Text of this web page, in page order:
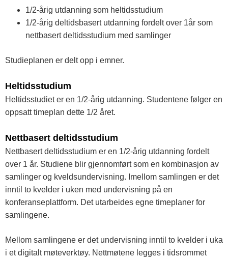
1/2-årig utdanning som heltidsstudium
1/2-årig deltidsbasert utdanning fordelt over 1år som
nettbasert deltidsstudium med samlinger
Studieplanen er delt opp i emner.
Heltidsstudium
Heltidsstudiet er en 1/2-årig utdanning. Studentene følger en
oppsatt timeplan dette 1/2 året.
Nettbasert deltidsstudium
Nettbasert deltidsstudium er en 1/2-årig utdanning fordelt
over 1 år. Studiene blir gjennomført som en kombinasjon av
samlinger og kveldsundervisning. Imellom samlingen er det
inntil to kvelder i uken med undervisning på en
konferanseplattform. Det utarbeides egne timeplaner for
samlingene.
Mellom samlingene er det undervisning inntil to kvelder i uka
i et digitalt møteverktøy. Nettmøtene legges i tidsrommet